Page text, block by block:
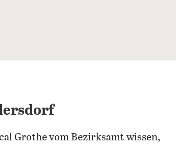
Grothe vom Bezirksamt wissen,